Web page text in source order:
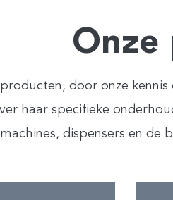
Onze
door onze
haar specifieke
dispensers en